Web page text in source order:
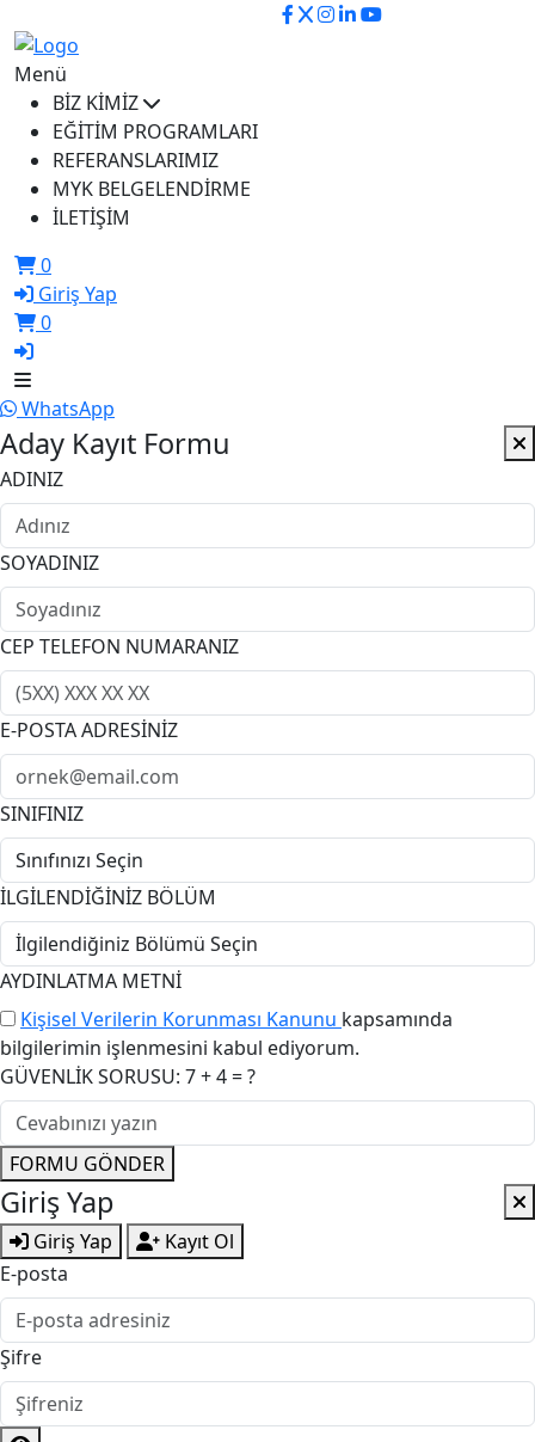
Menü
BİZ KİMİZ
EĞİTİM PROGRAMLARI
REFERANSLARIMIZ
MYK BELGELENDİRME
İLETİŞİM
0
Giriş Yap
0
WhatsApp
Aday Kayıt Formu
ADINIZ
SOYADINIZ
CEP TELEFON NUMARANIZ
E-POSTA ADRESİNİZ
SINIFINIZ
İLGİLENDİĞİNİZ BÖLÜM
AYDINLATMA METNİ
Kişisel Verilerin Korunması Kanunu kapsamında
bilgilerimin işlenmesini kabul ediyorum.
GÜVENLİK SORUSU: 7 + 4 = ?
FORMU GÖNDER
Giriş Yap
Giriş Yap
Kayıt Ol
E-posta
Şifre